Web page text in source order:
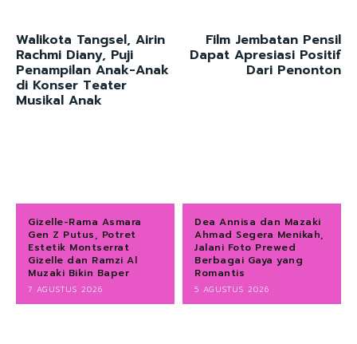
Walikota Tangsel, Airin
Rachmi Diany, Puji
Penampilan Anak-Anak
di Konser Teater
Musikal Anak
Film Jembatan Pensil
Dapat Apresiasi Positif
Dari Penonton
Gizelle-Rama Asmara
Gen Z Putus, Potret
Estetik Montserrat
Gizelle dan Ramzi Al
Muzaki Bikin Baper
7 AGUSTUS 2026
Dea Annisa dan Mazaki
Ahmad Segera Menikah,
Jalani Foto Prewed
Berbagai Gaya yang
Romantis
5 AGUSTUS 2026